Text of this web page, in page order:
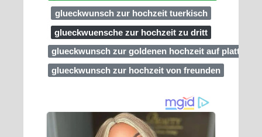
glueckwunsch zur hochzeit tuerkisch
glueckwuensche zur hochzeit zu dritt
glueckwunsch zur goldenen hochzeit auf
glueckwunsch zur hochzeit von freunden